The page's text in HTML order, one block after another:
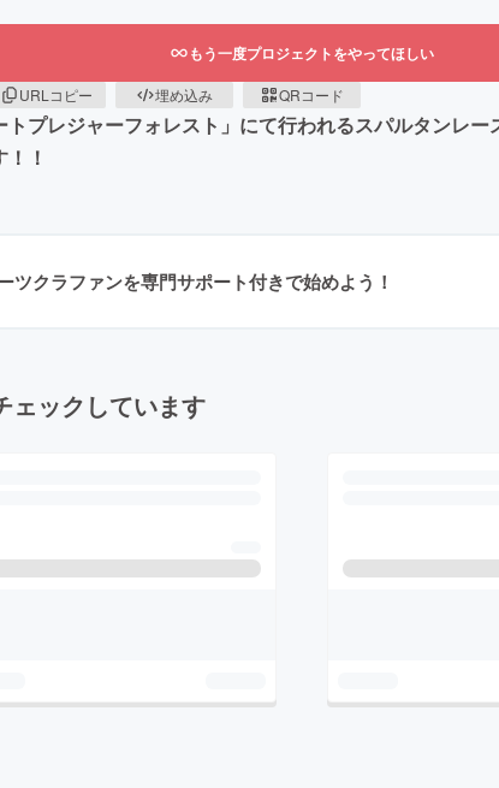
もう一度プロジェクトをやってほしい
URLコピー 埋め込み QRコード
プレジャーフォレスト」にて行われるスパルタンレ
！
ツクラファンを専門サポート付きで始めよう！
ェックしています